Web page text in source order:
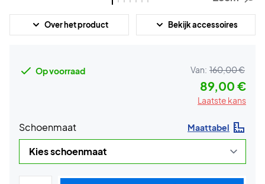
Over het product Bekijk accessoires
Op voorraad Van: 160,00 €
89,00 €
Laatste kans
Schoenmaat Maattabel